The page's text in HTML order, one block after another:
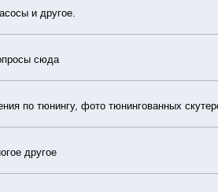
и другое.
сюда
по тюнингу, фото тюнингованных
другое